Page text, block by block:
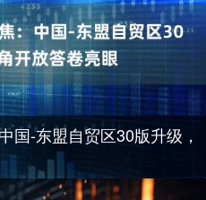
国-东盟自贸区30版升级，